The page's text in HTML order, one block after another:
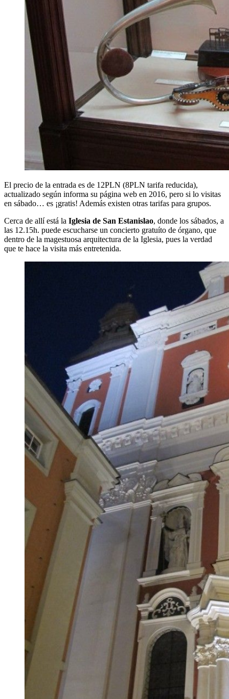
El precio de la entrada es de 12PLN (8PLN tarifa reducida),
actualizado según informa su página web en 2016, pero si lo visitas
en sábado… es ¡gratis! Además existen otras tarifas para grupos.
Cerca de allí está la Iglesia de San Estanislao, donde los sábados, a
las 12.15h. puede escucharse un concierto gratuíto de órgano, que
dentro de la magestuosa arquitectura de la Iglesia, pues la verdad
que te hace la visita más entretenida.